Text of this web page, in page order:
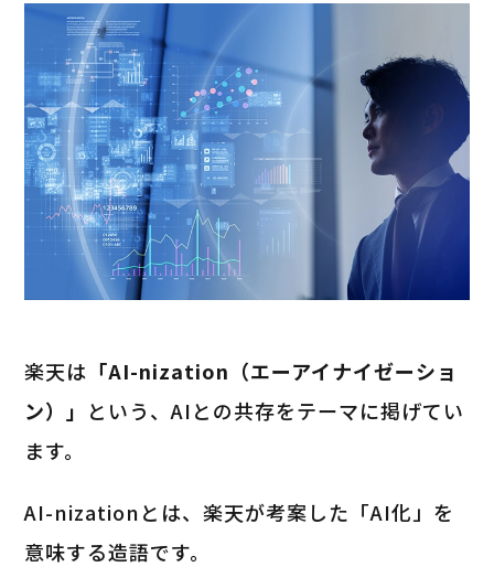
楽天は 「AI-nization（エーアイナイゼーショ
ン）」 という、AIとの共存をテーマに掲げてい
ます。
AI-nizationとは、楽天が考案した「AI化」を
意味する造語です。